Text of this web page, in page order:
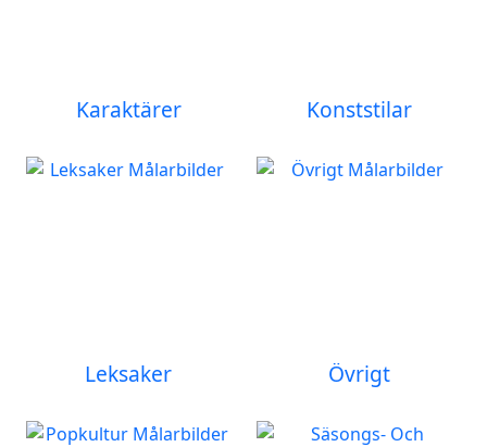
Karaktärer Konststilar
Leksaker Övrigt